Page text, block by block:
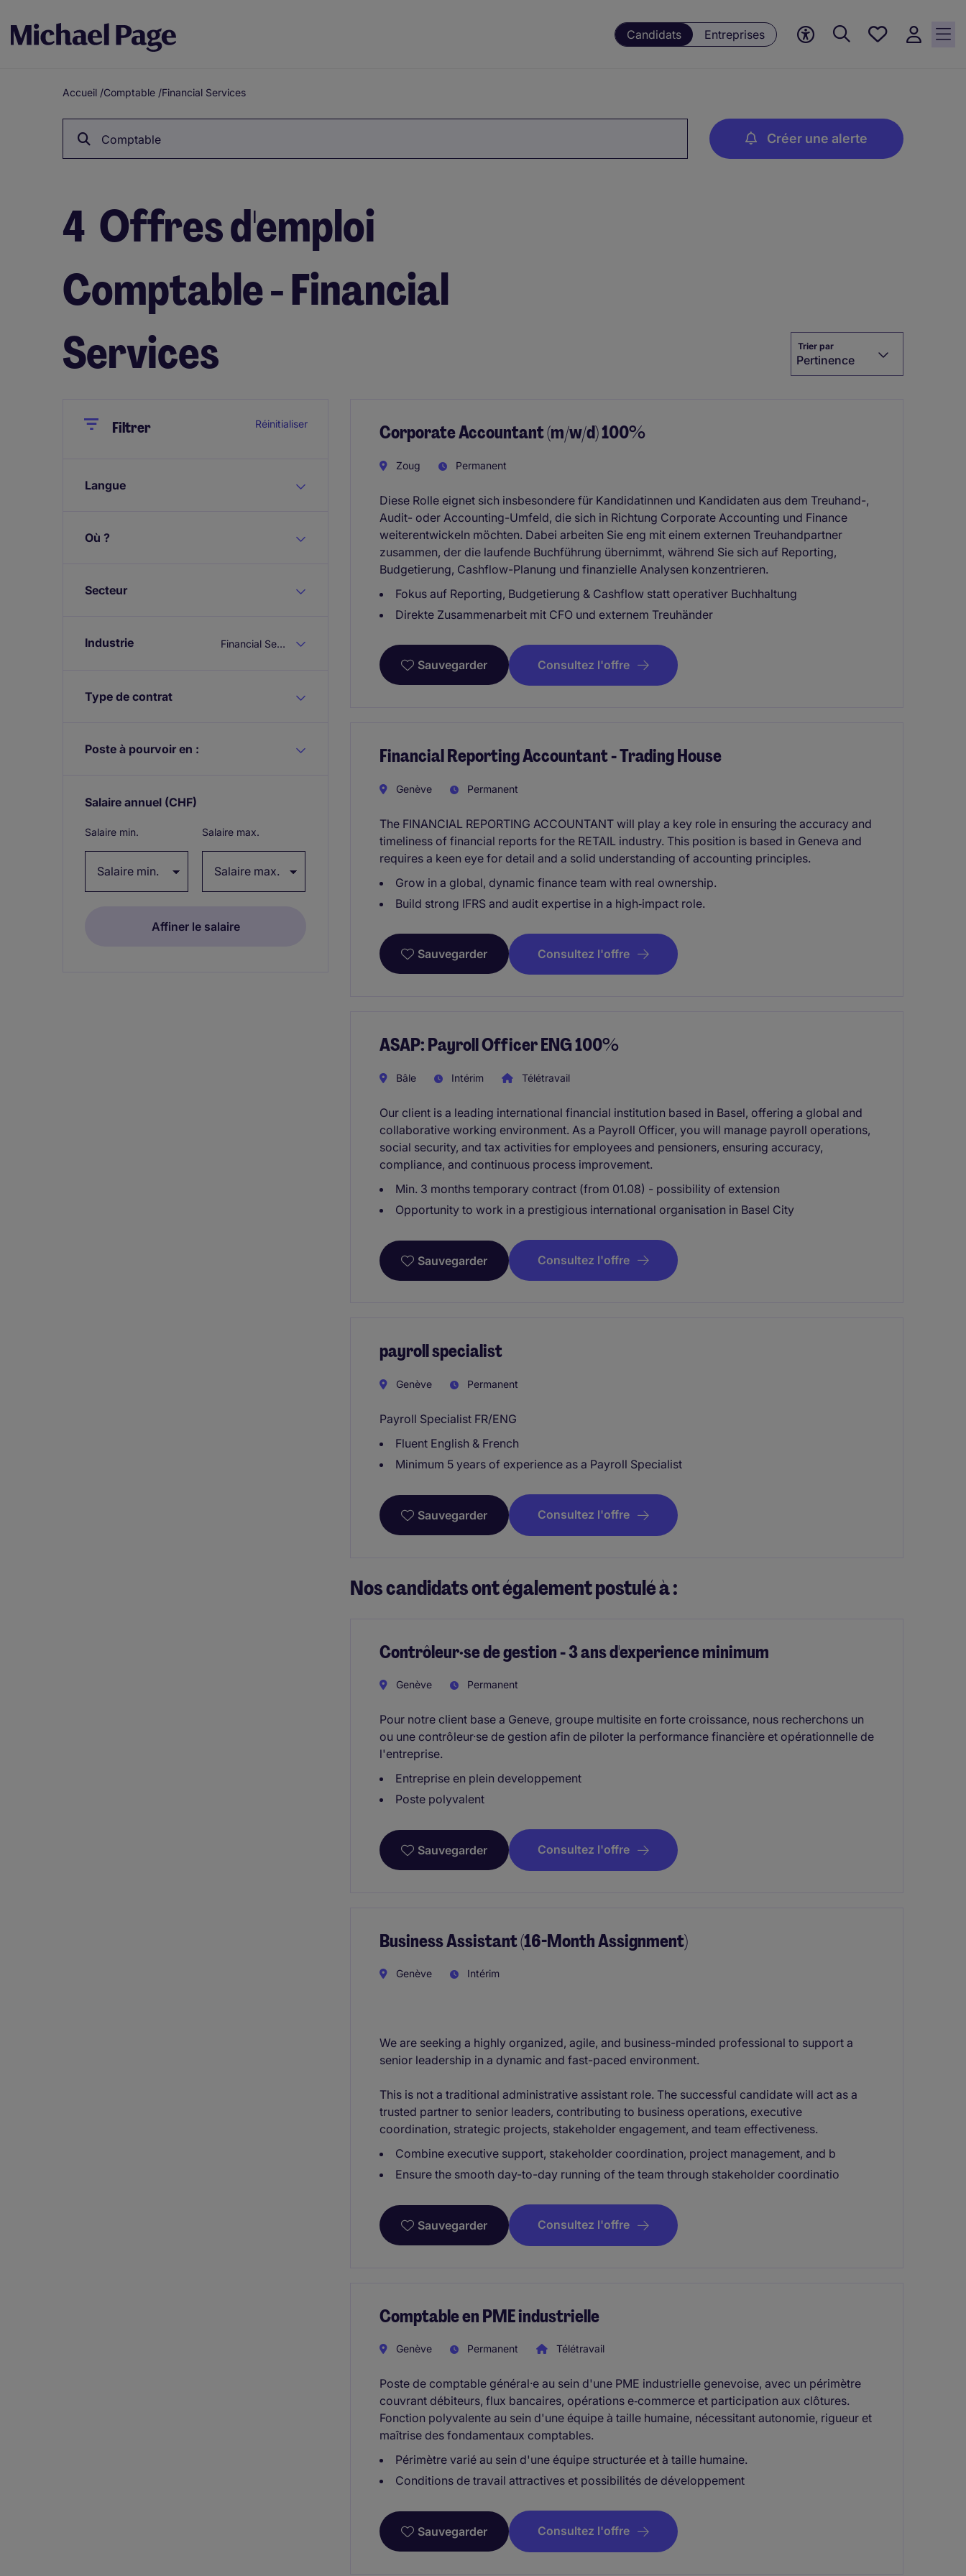
Candidats Entreprises
Favoris,
Fil
d'Ariane
Accueil /Comptable /Financial Services
Comptable Créer une alerte
4 Offres d'emploi
Comptable - Financial
Services
Trier par
Pertinence
CloseFiltrer Réinitialiser
Langue
Où ?
Secteur
Industrie Financial Services
Type de contrat
Poste à pourvoir en :
Salaire annuel (CHF)
Salaire min. Salaire max.
Corporate Accountant (m/w/d) 100%
Zoug Permanent
Diese Rolle eignet sich insbesondere für Kandidatinnen und Kandidaten aus dem Treuhand-,
Audit- oder Accounting-Umfeld, die sich in Richtung Corporate Accounting und Finance
weiterentwickeln möchten. Dabei arbeiten Sie eng mit einem externen Treuhandpartner
zusammen, der die laufende Buchführung übernimmt, während Sie sich auf Reporting,
Budgetierung, Cashflow-Planung und finanzielle Analysen konzentrieren.
Fokus auf Reporting, Budgetierung & Cashflow statt operativer Buchhaltung
Direkte Zusammenarbeit mit CFO und externem Treuhänder
Sauvegarder Consultez l'offre
Financial Reporting Accountant - Trading House
Genève Permanent
The FINANCIAL REPORTING ACCOUNTANT will play a key role in ensuring the accuracy and
timeliness of financial reports for the RETAIL industry. This position is based in Geneva and
requires a keen eye for detail and a solid understanding of accounting principles.
Grow in a global, dynamic finance team with real ownership.
Build strong IFRS and audit expertise in a high‑impact role.
Sauvegarder Consultez l'offre
ASAP: Payroll Officer ENG 100%
Bâle Intérim Télétravail
Our client is a leading international financial institution based in Basel, offering a global and
collaborative working environment. As a Payroll Officer, you will manage payroll operations,
social security, and tax activities for employees and pensioners, ensuring accuracy,
compliance, and continuous process improvement.
Min. 3 months temporary contract (from 01.08) - possibility of extension
Opportunity to work in a prestigious international organisation in Basel City
Sauvegarder Consultez l'offre
payroll specialist
Genève Permanent
Payroll Specialist FR/ENG
Fluent English & French
Minimum 5 years of experience as a Payroll Specialist
Sauvegarder Consultez l'offre
Nos candidats ont également postulé à :
Contrôleur·se de gestion - 3 ans d'experience minimum
Genève Permanent
Pour notre client base a Geneve, groupe multisite en forte croissance, nous recherchons un
ou une contrôleur·se de gestion afin de piloter la performance financière et opérationnelle de
l'entreprise.
Entreprise en plein developpement
Poste polyvalent
Sauvegarder Consultez l'offre
Business Assistant (16-Month Assignment)
Genève Intérim
We are seeking a highly organized, agile, and business-minded professional to support a
senior leadership in a dynamic and fast-paced environment.
This is not a traditional administrative assistant role. The successful candidate will act as a
trusted partner to senior leaders, contributing to business operations, executive
coordination, strategic projects, stakeholder engagement, and team effectiveness.
Combine executive support, stakeholder coordination, project management, and b
Ensure the smooth day-to-day running of the team through stakeholder coordinatio
Sauvegarder Consultez l'offre
Comptable en PME industrielle
Genève Permanent Télétravail
Poste de comptable général·e au sein d'une PME industrielle genevoise, avec un périmètre
couvrant débiteurs, flux bancaires, opérations e‑commerce et participation aux clôtures.
Fonction polyvalente au sein d'une équipe à taille humaine, nécessitant autonomie, rigueur et
maîtrise des fondamentaux comptables.
Périmètre varié au sein d'une équipe structurée et à taille humaine.
Conditions de travail attractives et possibilités de développement
Sauvegarder Consultez l'offre